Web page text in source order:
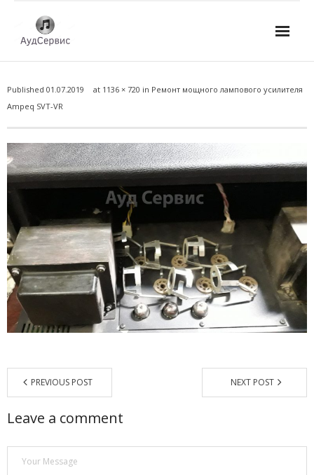
- Ремонт автомагнитол
- Ремонт микшерных пультов и консолей
- Ремонт активной акустики
- Ремонт домашних кинотеатров
- Ремонт музыкальных центров
- Ремонт аудио для клубов, ресторанов, школ
- Изготовление усилителей
Наши работы
Отзывы
Доставка и оплата
Published 01.07.2019 at 1136 × 720 in Ремонт мощного лампового усилителя
Ampeq SVT-VR
PREVIOUS POST NEXT POST
Leave a comment